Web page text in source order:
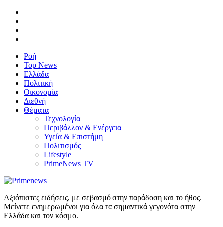
Ροή
Top News
Ελλάδα
Πολιτική
Οικονομία
Διεθνή
Θέματα
Τεχνολογία
Περιβάλλον & Ενέργεια
Υγεία & Επιστήμη
Πολιτισμός
Lifestyle
PrimeNews TV
Αξιόπιστες ειδήσεις, με σεβασμό στην παράδοση και το ήθος.
Μείνετε ενημερωμένοι για όλα τα σημαντικά γεγονότα στην
Ελλάδα και τον κόσμο.